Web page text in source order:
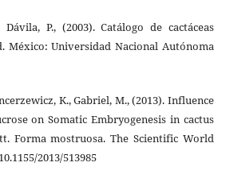
P., (2003). Catálogo de cactáceas
México: Universidad Nacional Autónoma
K., Gabriel, M., (2013). Influence
on Somatic Embryogenesis in cactus
Forma mostruosa. The Scientific World
2013/513985